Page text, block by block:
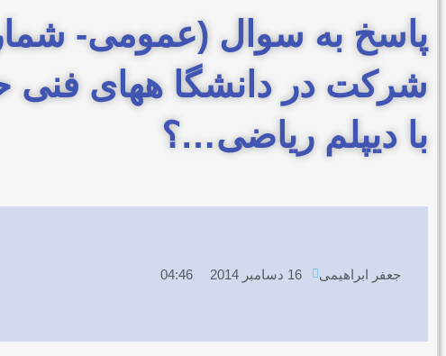
شرکت در دانشگا ههای فنی
با دیپلم ریاضی…؟
جعفر ابراهیمی 16 دسامبر 2014 04:46